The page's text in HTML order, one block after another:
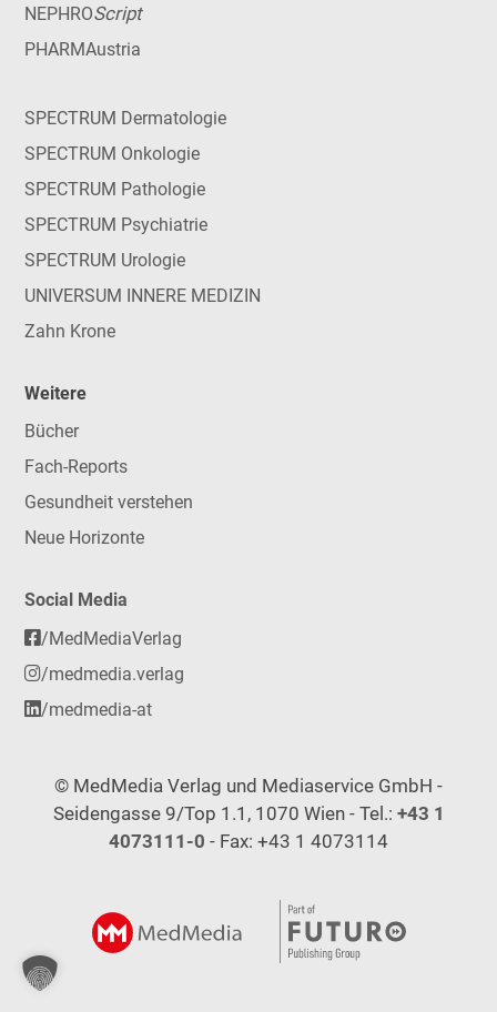
NEPHROScript
PHARMAustria
SPECTRUM Dermatologie
SPECTRUM Onkologie
SPECTRUM Pathologie
SPECTRUM Psychiatrie
SPECTRUM Urologie
UNIVERSUM INNERE MEDIZIN
Zahn Krone
Weitere
Bücher
Fach-Reports
Gesundheit verstehen
Neue Horizonte
Social Media
/MedMediaVerlag
/medmedia.verlag
/medmedia-at
© MedMedia Verlag und Mediaservice GmbH -
Seidengasse 9/Top 1.1, 1070 Wien - Tel.: +43 1
4073111-0 - Fax: +43 1 4073114